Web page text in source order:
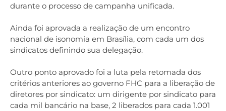
durante o processo de campanha unificada.
Ainda foi aprovada a realização de um encontro
nacional de isonomia em Brasília, com cada um dos
sindicatos definindo sua delegação.
Outro ponto aprovado foi a luta pela retomada dos
critérios anteriores ao governo FHC para a liberação de
diretores por sindicato: um dirigente por sindicato para
cada mil bancário na base, 2 liberados para cada 1.001